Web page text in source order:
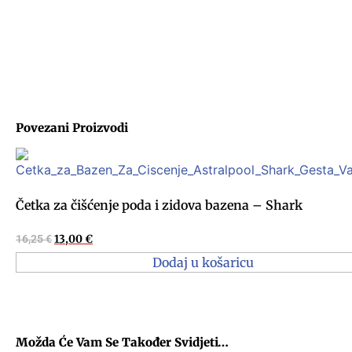
Povezani Proizvodi
Četka za čišćenje poda i zidova bazena – Shark
16,25€13,00€
Dodaj u košaricu
Možda Će Vam Se Također Svidjeti…